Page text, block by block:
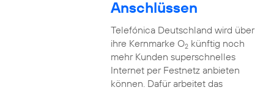
Anschlüssen
Telefónica Deutschland wird über
ihre Kernmarke O2künftig noch
mehr Kunden superschnelles
Internet per Festnetz anbieten
können. Dafür arbeitet das